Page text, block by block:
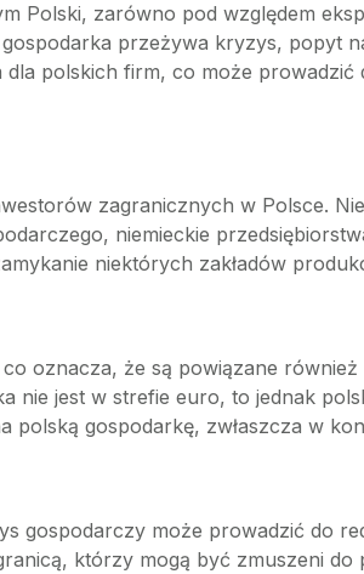
Polski, zarówno pod względem
przeżywa kryzys, popyt
dla polskich firm, co może
zagranicznych w Polsce.
niemieckie
niektórych zakładów
oznacza, że są powiązane
nie jest w strefie euro, to jednak
polską gospodarkę, zwłaszcza w
gospodarczy może prowadzić do
którzy mogą być zmuszeni